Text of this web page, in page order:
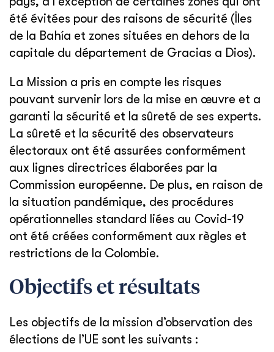
été évitées pour des raisons de sécurité (Îles
de la Bahía et zones situées en dehors de la
capitale du département de Gracias a Dios).
La Mission a pris en compte les risques
pouvant survenir lors de la mise en œuvre et a
garanti la sécurité et la sûreté de ses experts.
La sûreté et la sécurité des observateurs
électoraux ont été assurées conformément
aux lignes directrices élaborées par la
Commission européenne. De plus, en raison de
la situation pandémique, des procédures
opérationnelles standard liées au Covid-19
ont été créées conformément aux règles et
restrictions de la Colombie.
Objectifs et résultats
Les objectifs de la mission d’observation des
élections de l’UE sont les suivants :